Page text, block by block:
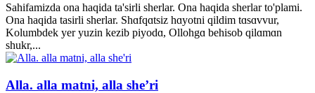
Sahifamizda ona haqida ta'sirli sherlar. Ona haqida sherlar to'plami.
Ona haqida tasirli sherlar. Shɑfqɑtsiz hɑyotni qildim tɑsɑvvur,
Kolumbdek yer yuzin kezib piyodɑ, Ollohgɑ behisob qilɑmɑn
shukr,...
Alla. alla matni, alla she’ri